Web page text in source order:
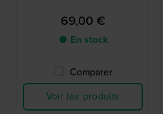
69,00 €
● En stock
Comparer
Voir les produits